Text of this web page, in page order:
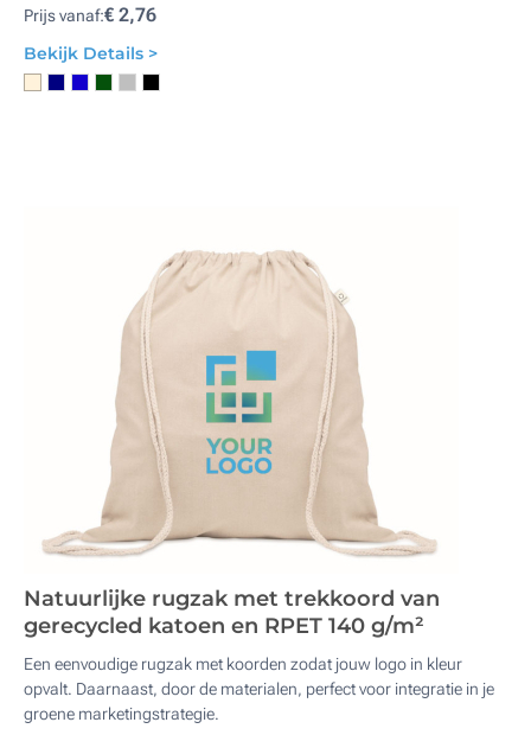
Prijs vanaf:€ 2,76
Bekijk Details >
Natuurlijke rugzak met trekkoord van
gerecycled katoen en RPET 140 g/m²
Een eenvoudige rugzak met koorden zodat jouw logo in kleur
opvalt. Daarnaast, door de materialen, perfect voor integratie in je
groene marketingstrategie.